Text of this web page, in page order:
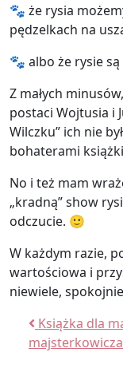
🐾 że rysia
pędzelkach na
🐾 albo że rysie
Z małych
postaci Wojtusia i
Wilczku” ich nie
bohaterami
No i też mam
„kradną” show
odczucie. 🙂
W każdym razie,
wartościowa i
niewiele,
Nawigacja
Książka dla
majsterkowicza